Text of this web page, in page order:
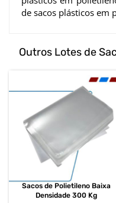
de sacos plásticos em
Outros Lotes de
Sacos de Polietileno Baixa
Densidade 300 Kg